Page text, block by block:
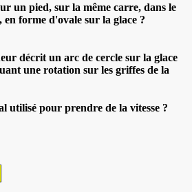
un pied, sur la même carre, dans le
en forme d'ovale sur la glace ?
décrit un arc de cercle sur la glace
une rotation sur les griffes de la
utilisé pour prendre de la vitesse ?